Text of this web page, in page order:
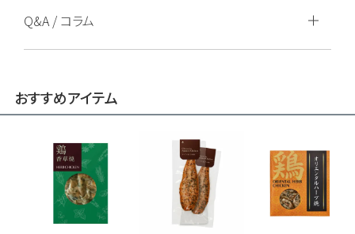
Q&A / コラム
おすすめアイテム